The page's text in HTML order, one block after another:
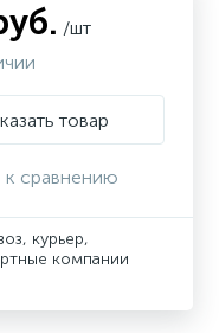
/шт
товар
к сравнению
курьер,
компании